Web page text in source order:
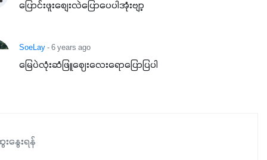
ပြောင်းဖူးစျေးလဲပြောပေပါအုံးဗျာ့
SoeLay- 6 years ago
မြေပဲလုံးဆံဖြူဈေးလေးရောပြောပြပါ
နွေးရန်